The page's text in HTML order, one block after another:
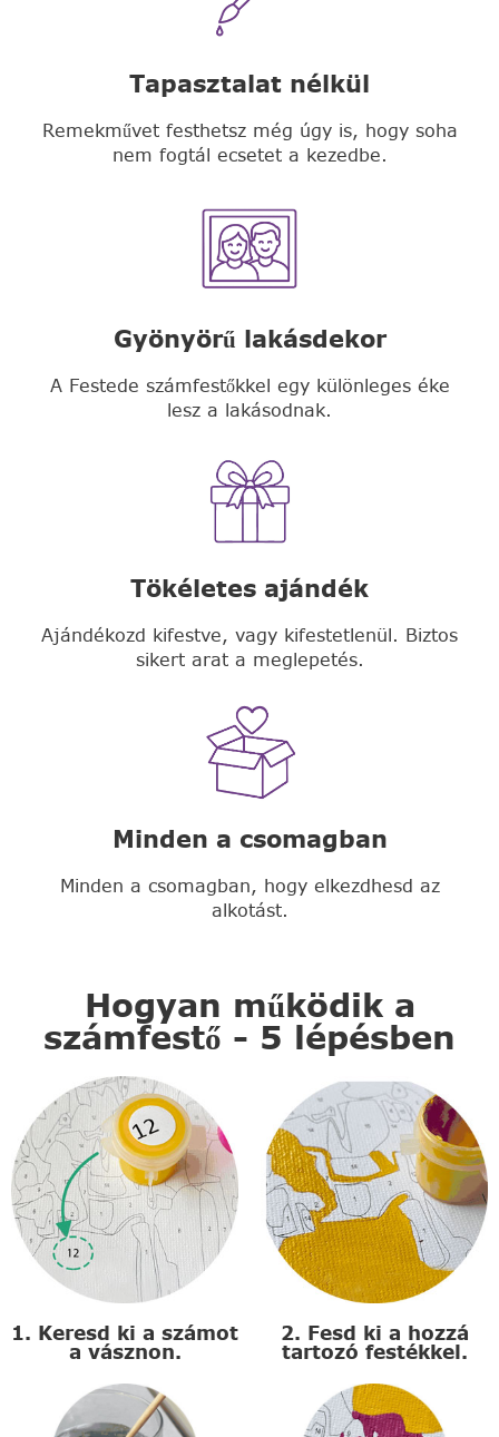
Tapasztalat nélkül
Remekművet festhetsz még úgy is, hogy soha
nem fogtál ecsetet a kezedbe.
Gyönyörű lakásdekor
A Festede számfestőkkel egy különleges éke
lesz a lakásodnak.
Tökéletes ajándék
Ajándékozd kifestve, vagy kifestetlenül. Biztos
sikert arat a meglepetés.
Minden a csomagban
Minden a csomagban, hogy elkezdhesd az
alkotást.
Hogyan működik a
számfestő - 5 lépésben
1. Keresd ki a számot
a vásznon.
2. Fesd ki a hozzá
tartozó festékkel.